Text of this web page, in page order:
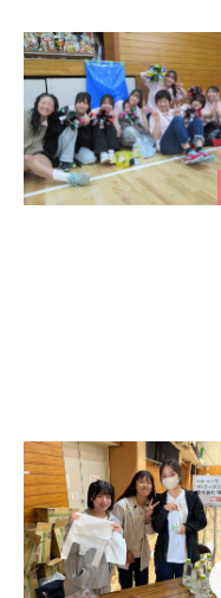
卒業生の方へ
高校の先生方へ